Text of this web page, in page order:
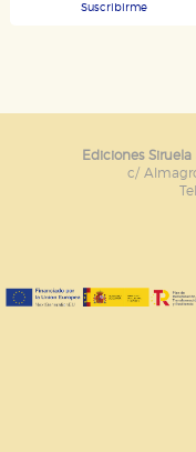
Suscribirme
Ediciones Siruela
c/